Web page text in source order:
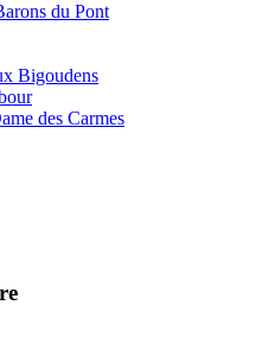
du Pont
Bigoudens
des Carmes